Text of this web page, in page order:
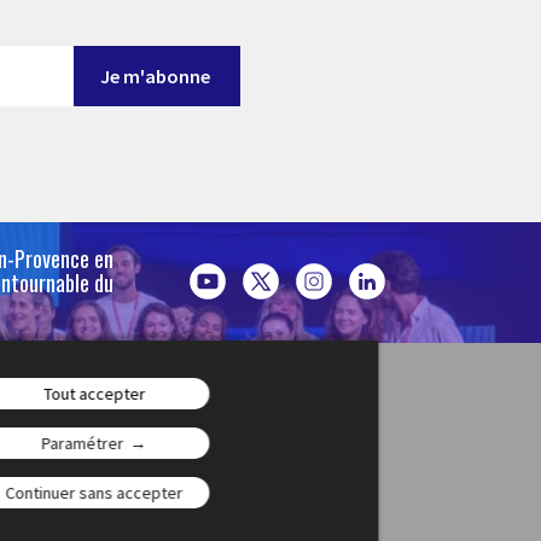
Provence en
du
Jeunesse(s)
Tout accepter
Paramétrer
Continuer sans accepter